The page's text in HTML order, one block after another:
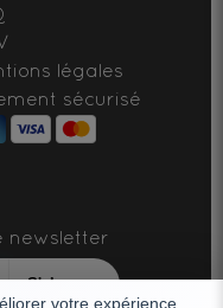
votre expérience.
légales
sécurisé
newsletter
S'abonner